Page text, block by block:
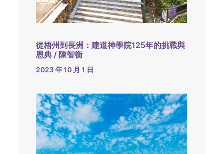
從梧州到長洲：建道神學院125年的挑戰與
恩典 / 陳智衡
2023 年 10 月 1 日